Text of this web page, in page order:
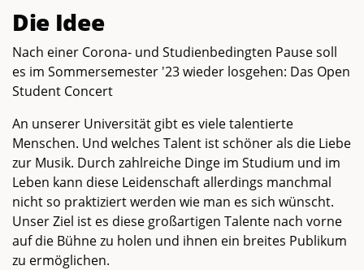
Die Idee
Nach einer Corona- und Studienbedingten Pause soll
es im Sommersemester '23 wieder losgehen: Das Open
Student Concert
An unserer Universität gibt es viele talentierte
Menschen. Und welches Talent ist schöner als die Liebe
zur Musik. Durch zahlreiche Dinge im Studium und im
Leben kann diese Leidenschaft allerdings manchmal
nicht so praktiziert werden wie man es sich wünscht.
Unser Ziel ist es diese großartigen Talente nach vorne
auf die Bühne zu holen und ihnen ein breites Publikum
zu ermöglichen.